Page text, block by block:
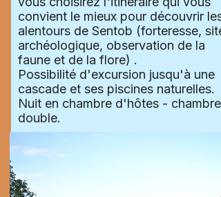
convient le mieux pour découvrir les
alentours de Sentob (forteresse, site
archéologique, observation de la
faune et de la flore) .
Possibilité d'excursion jusqu'à une
cascade et ses piscines naturelles.
Nuit en chambre d'hôtes - chambre
double.